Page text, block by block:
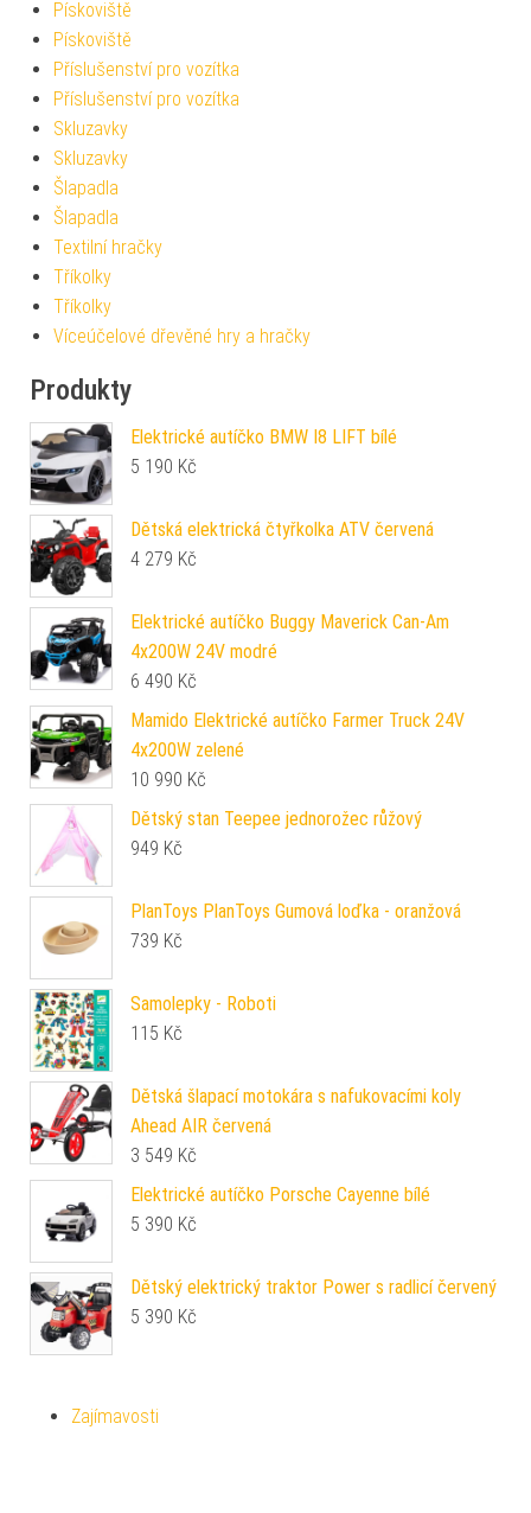
Pískoviště
Pískoviště
Příslušenství pro vozítka
Příslušenství pro vozítka
Skluzavky
Skluzavky
Šlapadla
Šlapadla
Textilní hračky
Tříkolky
Tříkolky
Víceúčelové dřevěné hry a hračky
Produkty
Elektrické autíčko BMW I8 LIFT bílé
5 190 Kč
Dětská elektrická čtyřkolka ATV červená
4 279 Kč
Elektrické autíčko Buggy Maverick Can-Am
4x200W 24V modré
6 490 Kč
Mamido Elektrické autíčko Farmer Truck 24V
4x200W zelené
10 990 Kč
Dětský stan Teepee jednorožec růžový
949 Kč
PlanToys PlanToys Gumová loďka - oranžová
739 Kč
Samolepky - Roboti
115 Kč
Dětská šlapací motokára s nafukovacími koly
Ahead AIR červená
3 549 Kč
Elektrické autíčko Porsche Cayenne bílé
5 390 Kč
Dětský elektrický traktor Power s radlicí červený
5 390 Kč
Zajímavosti